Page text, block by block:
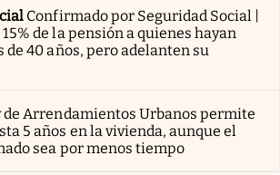
Confirmado por Seguridad Social |
de la pensión a quienes hayan
de 40 años, pero adelanten su
de Arrendamientos Urbanos permite
5 años en la vivienda, aunque el
sea por menos tiempo